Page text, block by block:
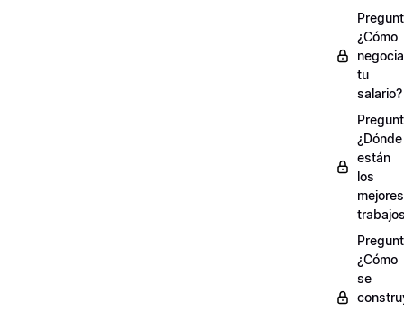
¿Cómo
tu
salario?
¿Dónde
están
los
mejores
¿Cómo
se